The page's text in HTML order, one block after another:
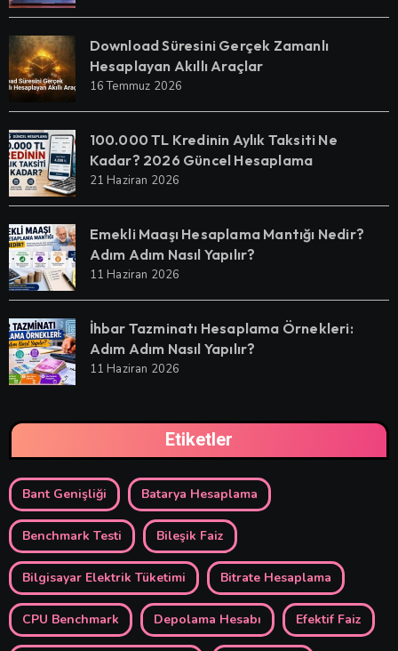
Download Süresini Gerçek Zamanlı
Hesaplayan Akıllı Araçlar
16 Temmuz 2026
100.000 TL Kredinin Aylık Taksiti Ne
Kadar? 2026 Güncel Hesaplama
21 Haziran 2026
Emekli Maaşı Hesaplama Mantığı Nedir?
Adım Adım Nasıl Yapılır?
11 Haziran 2026
İhbar Tazminatı Hesaplama Örnekleri:
Adım Adım Nasıl Yapılır?
11 Haziran 2026
Etiketler
Bant Genişliği Batarya Hesaplama
Benchmark Testi Bileşik Faiz
Bilgisayar Elektrik Tüketimi Bitrate Hesaplama
CPU Benchmark Depolama Hesabı Efektif Faiz